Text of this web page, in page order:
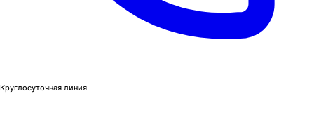
Круглосуточная линия